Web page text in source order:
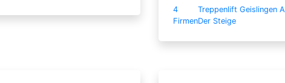
4
Firmen
Treppenlift Geislingen
Der Steige